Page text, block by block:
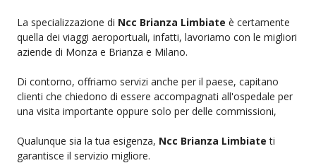
La specializzazione di Ncc Brianza Limbiate è certamente
quella dei viaggi aeroportuali, infatti, lavoriamo con le migliori
aziende di Monza e Brianza e Milano.
Di contorno, offriamo servizi anche per il paese, capitano
clienti che chiedono di essere accompagnati all'ospedale per
una visita importante oppure solo per delle commissioni,
Qualunque sia la tua esigenza, Ncc Brianza Limbiate ti
garantisce il servizio migliore.